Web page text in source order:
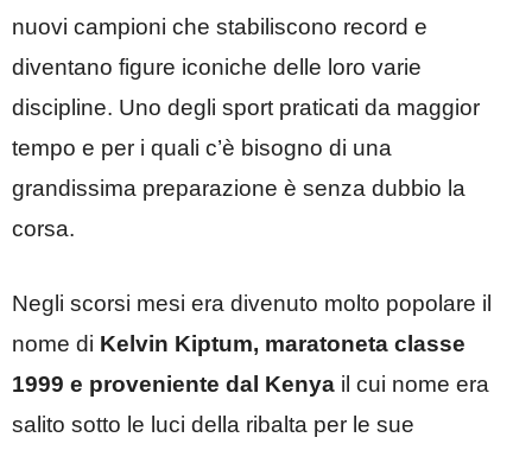
nuovi campioni che stabiliscono record e
diventano figure iconiche delle loro varie
discipline. Uno degli sport praticati da maggior
tempo e per i quali c’è bisogno di una
grandissima preparazione è senza dubbio la
corsa.
Negli scorsi mesi era divenuto molto popolare il
nome di Kelvin Kiptum, maratoneta classe
1999 e proveniente dal Kenya il cui nome era
salito sotto le luci della ribalta per le sue